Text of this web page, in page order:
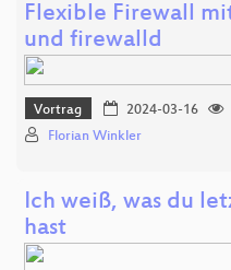
Flexible Firewall
und firewalld
Vortrag 2024-03-16
Florian Winkler
Ich weiß, was du
hast